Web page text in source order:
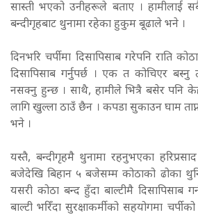
सास्ती भएको उनीहरूले बताए । हामीलाई
बन्दीगृहबाट थुनामा रहेका हुकुम बूढाले भने ।
दिनभरि चर्पीमा दिसापिसाब गरेपनि राति
दिसापिसाब गर्नुपर्छ । एक त कोचिएर बस्नु
नसक्नु हुन्छ । साथै, हामीले भित्रै बसेर पनि
लागि खुल्ला ठाउँ छैन । कपडा सुकाउन घाम
भने ।
यस्तै, बन्दीगृहमै थुनामा रहनुभएका
बजेदेखि बिहान ५ बजेसम्म कोठाको ढोका
यसरी कोठा बन्द हुँदा बाल्टीमै दिसापिसाब
बाल्टी भरिँदा सुरक्षाकर्मीको सहयोगमा